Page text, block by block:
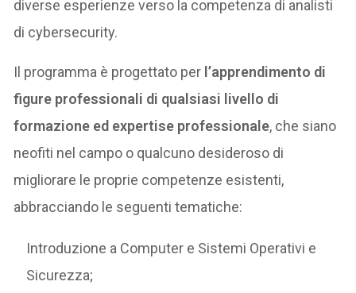
diverse esperienze verso la competenza di analisti
di cybersecurity.
Il programma è progettato per l’apprendimento di
figure professionali di qualsiasi livello di
formazione ed expertise professionale, che siano
neofiti nel campo o qualcuno desideroso di
migliorare le proprie competenze esistenti,
abbracciando le seguenti tematiche:
Introduzione a Computer e Sistemi Operativi e
Sicurezza;